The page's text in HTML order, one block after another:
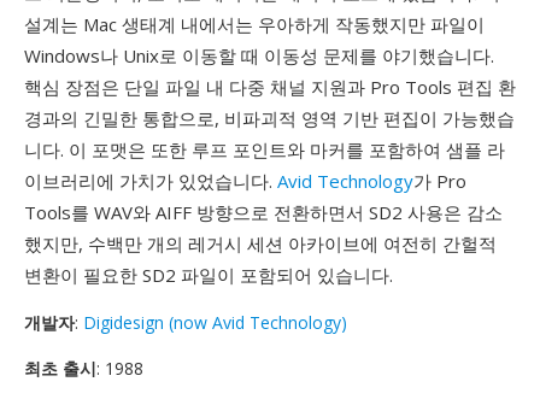
설계는 Mac 생태계 내에서는 우아하게 작동했지만 파일이
Windows나 Unix로 이동할 때 이동성 문제를 야기했습니다.
핵심 장점은 단일 파일 내 다중 채널 지원과 Pro Tools 편집 환
경과의 긴밀한 통합으로, 비파괴적 영역 기반 편집이 가능했습
니다. 이 포맷은 또한 루프 포인트와 마커를 포함하여 샘플 라
이브러리에 가치가 있었습니다. Avid Technology가 Pro
Tools를 WAV와 AIFF 방향으로 전환하면서 SD2 사용은 감소
했지만, 수백만 개의 레거시 세션 아카이브에 여전히 간헐적
변환이 필요한 SD2 파일이 포함되어 있습니다.
개발자: Digidesign (now Avid Technology)
최초 출시: 1988